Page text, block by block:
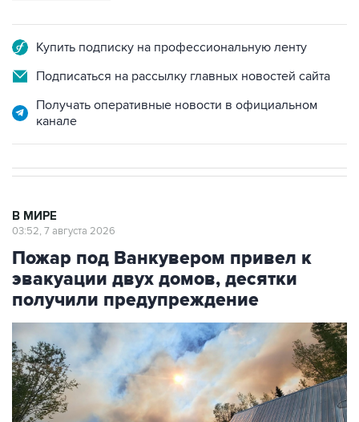
Купить подписку на профессиональную ленту
Подписаться на рассылку главных новостей сайта
Получать оперативные новости в официальном
канале
В МИРЕ
03:52, 7 августа 2026
Пожар под Ванкувером привел к
эвакуации двух домов, десятки
получили предупреждение